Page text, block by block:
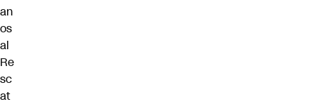
an
os
al
Re
sc
at